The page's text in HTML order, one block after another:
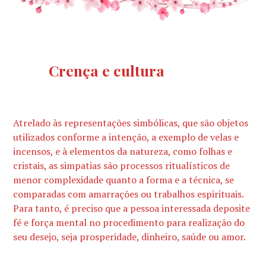
Crença e cultura
Atrelado às representações simbólicas, que são objetos
utilizados conforme a intenção, a exemplo de velas e
incensos, e à elementos da natureza, como folhas e
cristais, as simpatias são processos ritualísticos de
menor complexidade quanto a forma e a técnica, se
comparadas com amarrações ou trabalhos espirituais.
Para tanto, é preciso que a pessoa interessada deposite
fé e força mental no procedimento para realização do
seu desejo, seja prosperidade, dinheiro, saúde ou amor.